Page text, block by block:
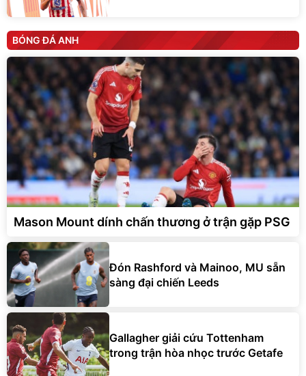
BÓNG ĐÁ ANH
Mason Mount dính chấn thương ở trận gặp PSG
Đón Rashford và Mainoo, MU sẵn
sàng đại chiến Leeds
Gallagher giải cứu Tottenham
trong trận hòa nhọc trước Getafe